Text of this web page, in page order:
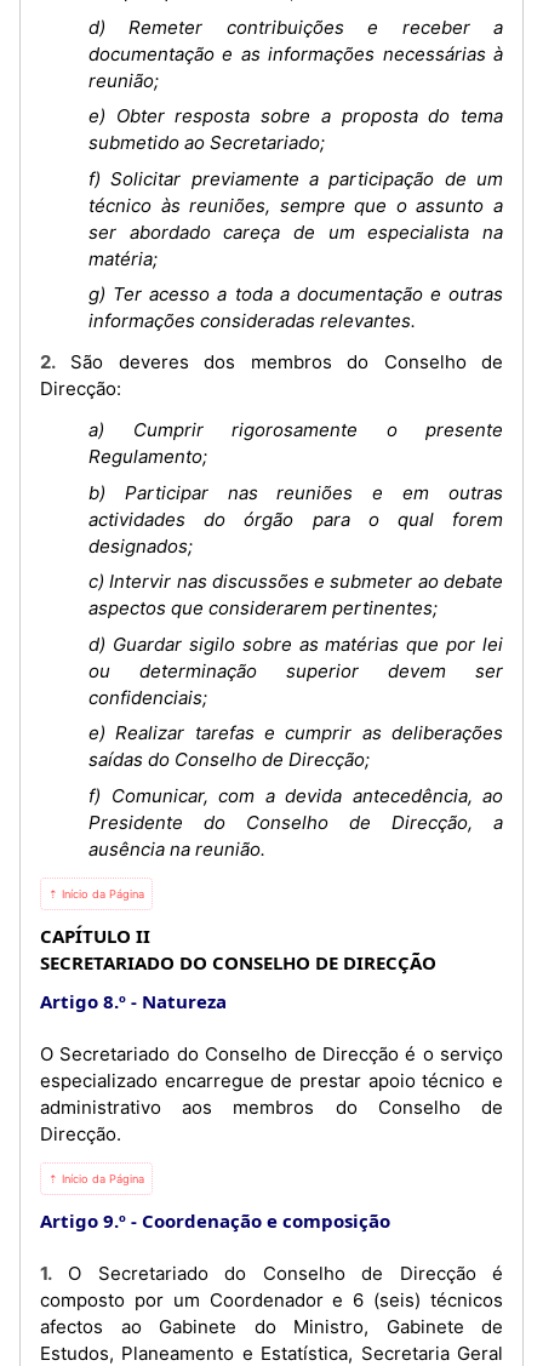
d) Remeter contribuições e receber a
documentação e as informações necessárias à
reunião;
e) Obter resposta sobre a proposta do tema
submetido ao Secretariado;
f) Solicitar previamente a participação de um
técnico às reuniões, sempre que o assunto a
ser abordado careça de um especialista na
matéria;
g) Ter acesso a toda a documentação e outras
informações consideradas relevantes.
2. São deveres dos membros do Conselho de
Direcção:
a) Cumprir rigorosamente o presente
Regulamento;
b) Participar nas reuniões e em outras
actividades do órgão para o qual forem
designados;
c) Intervir nas discussões e submeter ao debate
aspectos que considerarem pertinentes;
d) Guardar sigilo sobre as matérias que por lei
ou determinação superior devem ser
confidenciais;
e) Realizar tarefas e cumprir as deliberações
saídas do Conselho de Direcção;
f) Comunicar, com a devida antecedência, ao
Presidente do Conselho de Direcção, a
ausência na reunião.
⇡ Início da Página
CAPÍTULO II
SECRETARIADO DO CONSELHO DE DIRECÇÃO
Artigo 8.º
Natureza
O Secretariado do Conselho de Direcção é o serviço
especializado encarregue de prestar apoio técnico e
administrativo aos membros do Conselho de
Direcção.
⇡ Início da Página
Artigo 9.º Coordenação e composição
1. O Secretariado do Conselho de Direcção é
composto por um Coordenador e 6 (seis) técnicos
afectos ao Gabinete do Ministro, Gabinete de
Estudos, Planeamento e Estatística, Secretaria Geral